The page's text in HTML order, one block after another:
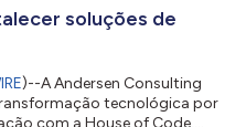
clientes por meio de
soluções de
)--A Andersen Consulting
tecnológica por
com a House of Code,